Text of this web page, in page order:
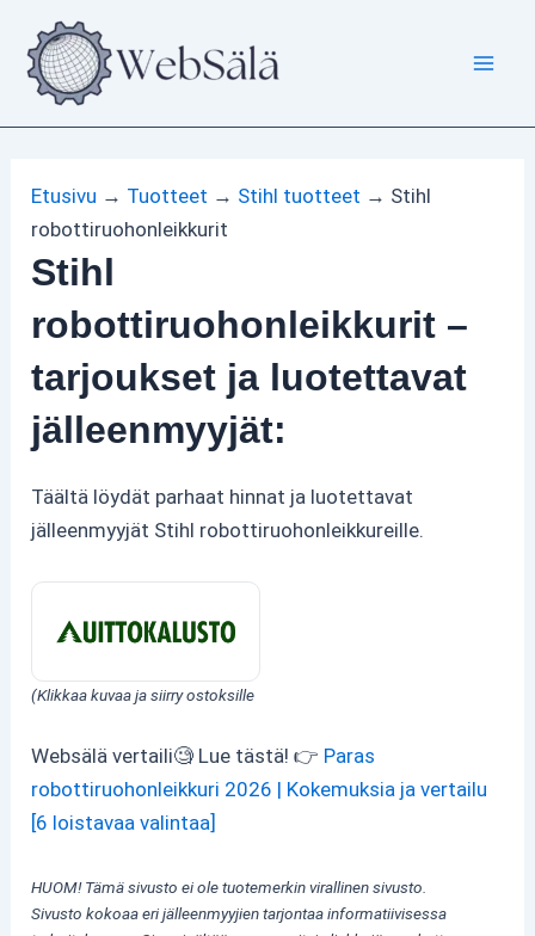
sisältöön
Etusivu → Tuotteet → Stihl tuotteet → Stihl
robottiruohonleikkurit
Stihl
robottiruohonleikkurit –
tarjoukset ja luotettavat
jälleenmyyjät:
Täältä löydät parhaat hinnat ja luotettavat
jälleenmyyjät Stihl robottiruohonleikkureille.
(Klikkaa kuvaa ja siirry ostoksille
Websälä vertaili🧐 Lue tästä! 👉 Paras
robottiruohonleikkuri 2026 | Kokemuksia ja vertailu
[6 loistavaa valintaa]
HUOM! Tämä sivusto ei ole tuotemerkin virallinen sivusto.
Sivusto kokoaa eri jälleenmyyjien tarjontaa informatiivisessa